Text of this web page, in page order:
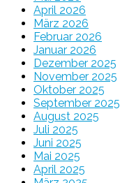
April 2026
März 2026
Februar 2026
Januar 2026
Dezember 2025
November 2025
Oktober 2025
September 2025
August 2025
Juli 2025
Juni 2025
Mai 2025
April 2025